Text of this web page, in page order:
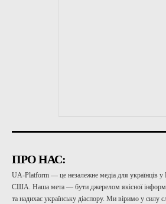
ПРО НАС:
UA-Platform — це незалежне медіа для українців у
США. Наша мета — бути джерелом якісної
та надихає українську діаспору. Ми віримо у силу